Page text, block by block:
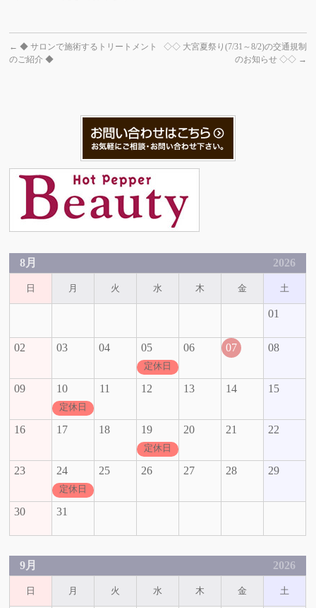
← ◆ サロンで施術するトリートメント
のご紹介 ◆
◇◇ 大宮夏祭り(7/31～8/2)の交通規制
のお知らせ ◇◇ →
8月 2026
日 月 火 水 木 金 土
01
02 03 04 05
定休日
06 07 08
09 10
定休日
11 12 13 14 15
16 17 18 19
定休日
20 21 22
23 24
定休日
25 26 27 28 29
30 31
9月 2026
日 月 火 水 木 金 土